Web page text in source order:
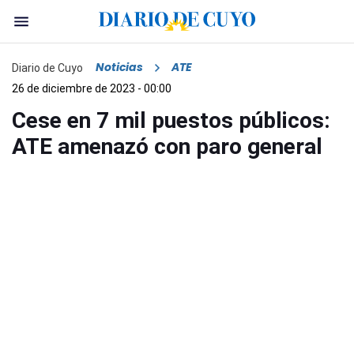
Diario de Cuyo Noticias ATE
26 de diciembre de 2023 - 00:00
Cese en 7 mil puestos públicos:
ATE amenazó con paro general